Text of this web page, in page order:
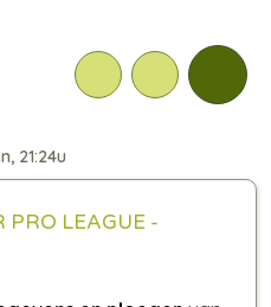
21:24u
PRO LEAGUE -